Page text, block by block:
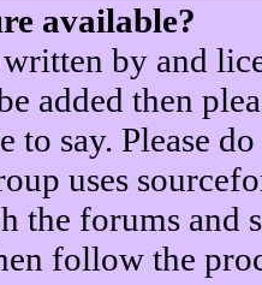
available?
by and
added then
to say. Please
uses
the forums
follow the